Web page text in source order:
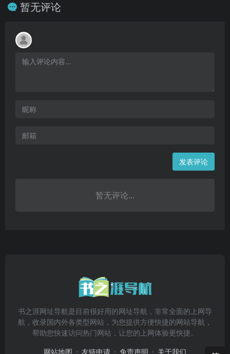
暂无评论
发表评论
暂无评论...
书之涯网址导航是目前很好用的网址导航，非常全面的上网导
航，收录国内外各类型网站，为您提供方便快捷的网站导航，
帮助您快速访问热门网站，让您的上网体验更快捷。
网站地图 友链申请 免责声明 关于我们